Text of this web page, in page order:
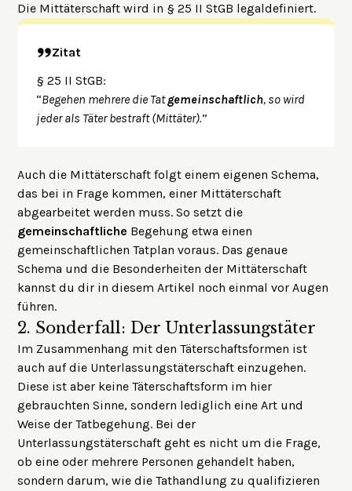
Die Mittäterschaft wird in § 25 II StGB legaldefiniert.
Zitat
§ 25 II StGB:
“Begehen mehrere die Tatgemeinschaftlich, so wird
jeder als Täter bestraft (Mittäter).”
Auch die Mittäterschaft folgt einem eigenen Schema,
das bei in Frage kommen, einer Mittäterschaft
abgearbeitet werden muss. So setzt die
gemeinschaftliche Begehung etwa einen
gemeinschaftlichen Tatplan voraus. Das genaue
Schema und die Besonderheiten der Mittäterschaft
kannst du dir indiesem Artikel noch einmal vor Augen
führen.
2. Sonderfall: Der Unterlassungstäter
Im Zusammenhang mit den Täterschaftsformen ist
auch auf die Unterlassungstäterschaft einzugehen.
Diese ist aber keine Täterschaftsform im hier
gebrauchten Sinne, sondern lediglich eine Art und
Weise der Tatbegehung. Bei der
Unterlassungstäterschaft geht es nicht um die Frage,
ob eine oder mehrere Personen gehandelt haben,
sondern darum, wie die Tathandlung zu qualifizieren